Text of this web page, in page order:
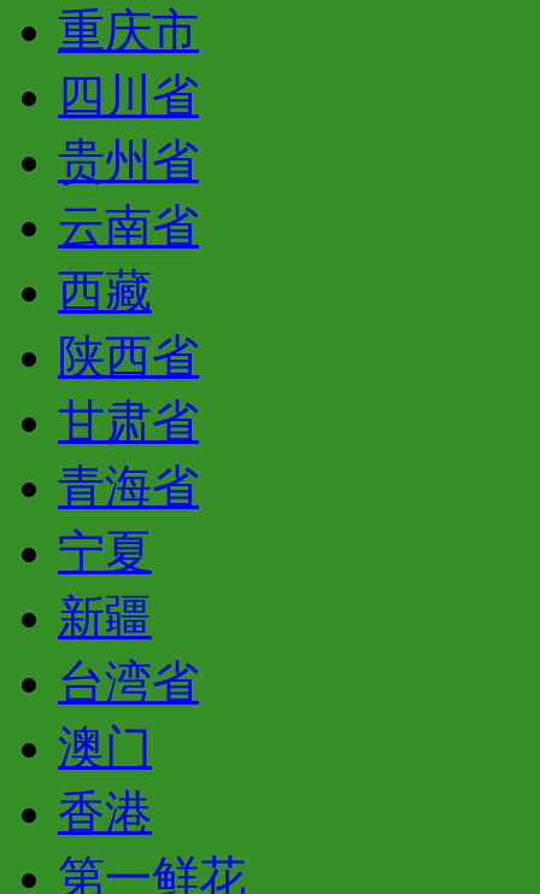
重庆市
四川省
贵州省
云南省
西藏
陕西省
甘肃省
青海省
宁夏
新疆
台湾省
澳门
香港
第一鲜花